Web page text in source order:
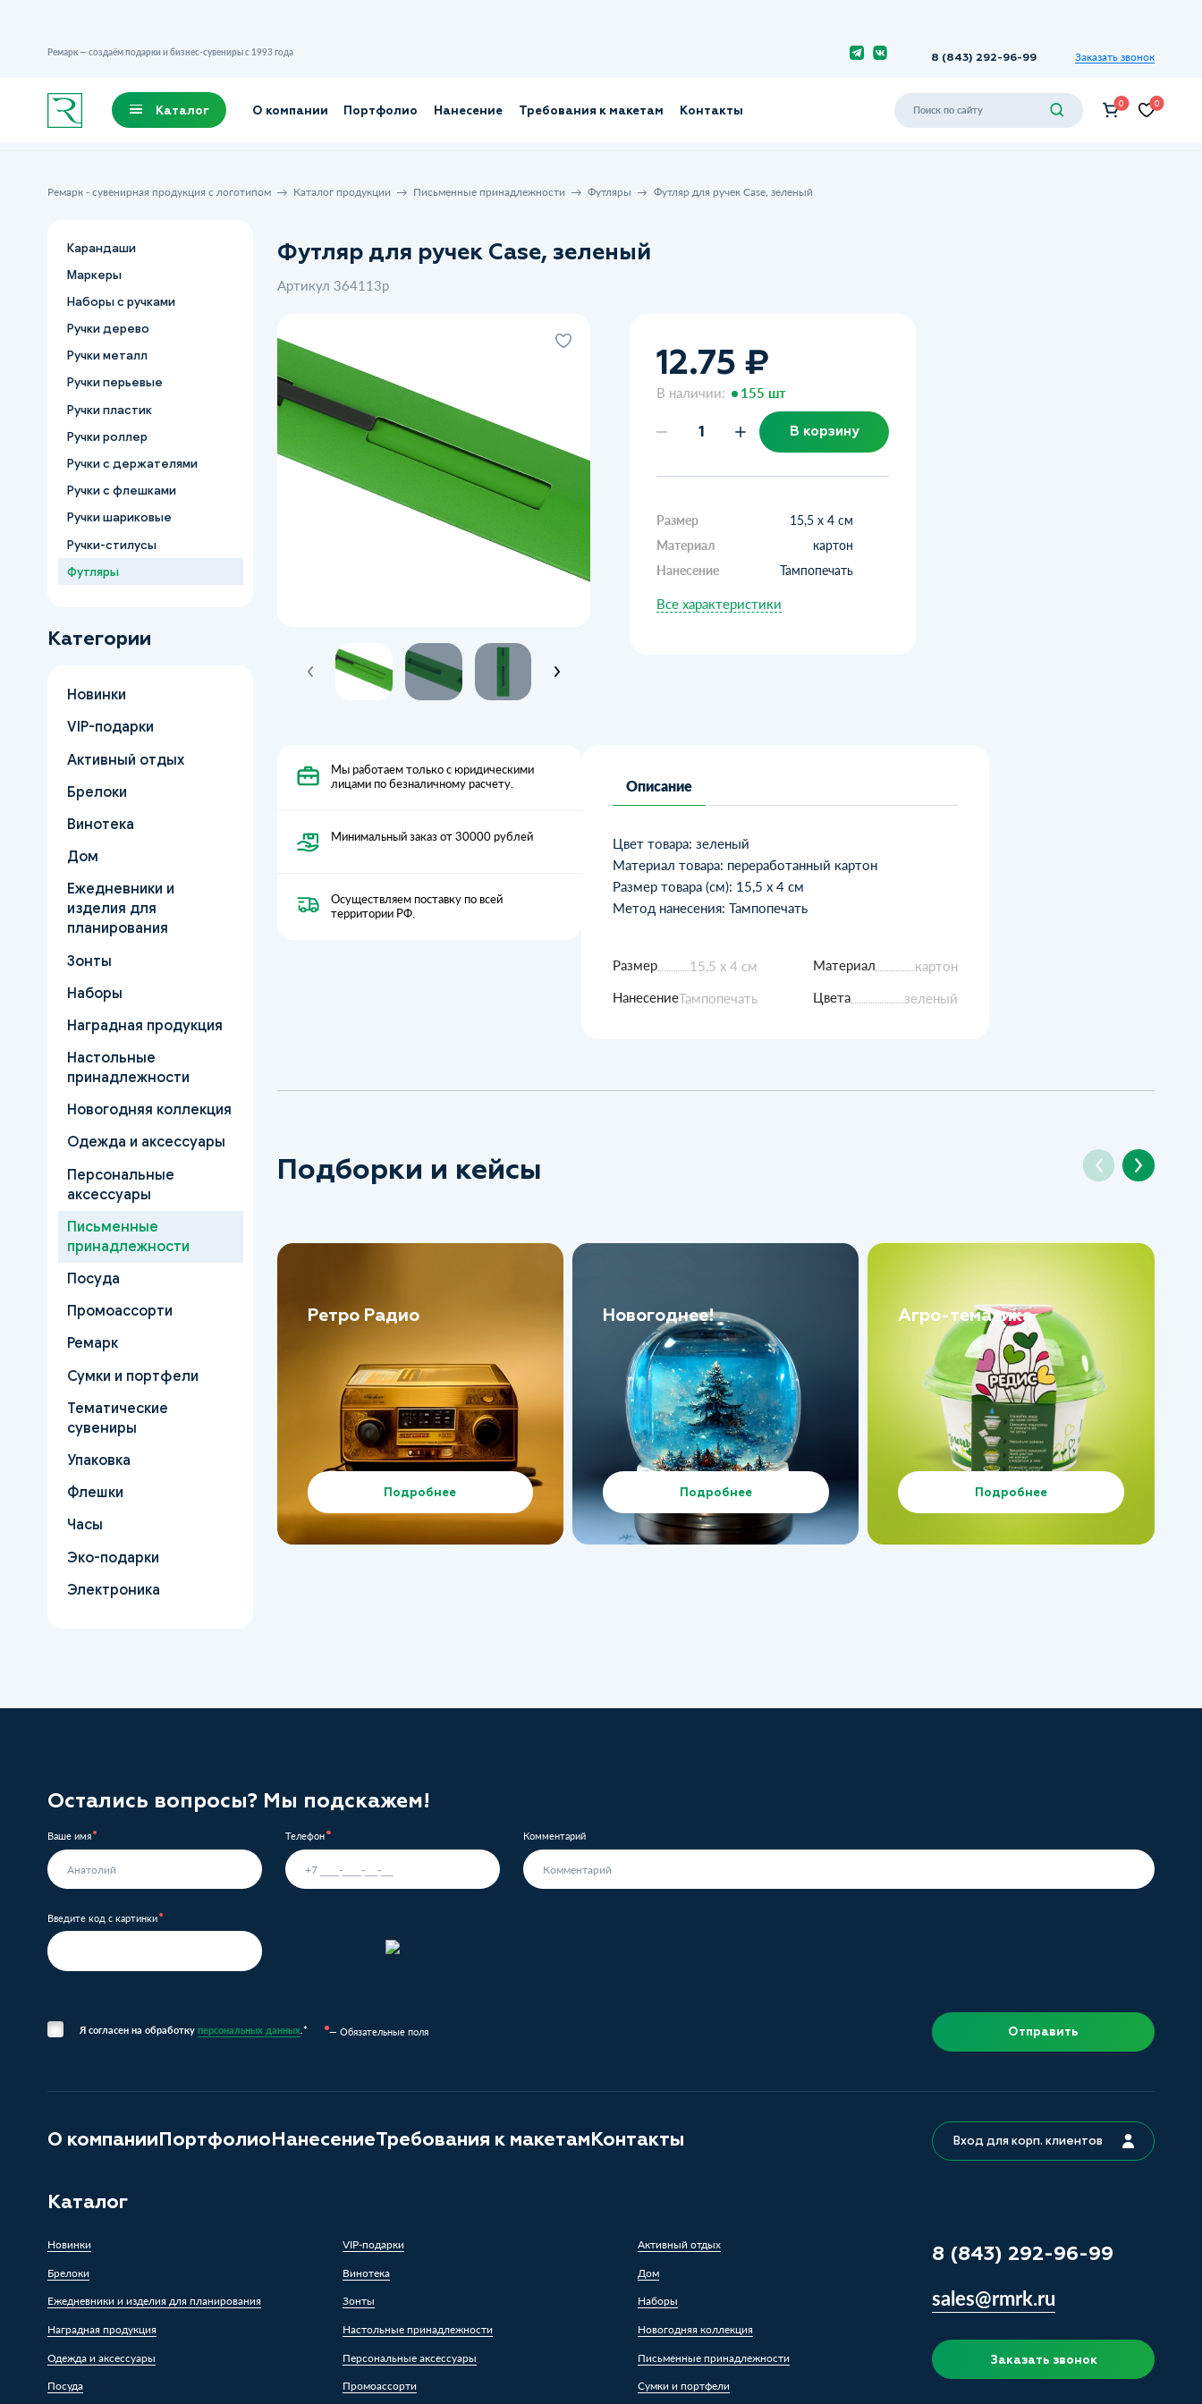
Ремарк — создаём подарки и бизнес-сувениры с 1993 года 8 (843) 292-96-99 Заказать звонок
Каталог О компании Портфолио Нанесение Требования к макетам Контакты 0 0
Ремарк - сувенирная продукция с логотипом Каталог продукции Письменные принадлежности Футляры Футляр для ручек Case, зеленый
Карандаши
Маркеры
Наборы с ручками
Ручки дерево
Ручки металл
Ручки перьевые
Ручки пластик
Ручки роллер
Ручки с держателями
Ручки с флешками
Ручки шариковые
Ручки-стилусы
Футляры
Категории
Новинки
VIP-подарки
Активный отдых
Брелоки
Винотека
Дом
Ежедневники и
изделия для
планирования
Зонты
Наборы
Наградная продукция
Настольные
принадлежности
Новогодняя коллекция
Одежда и аксессуары
Персональные
аксессуары
Письменные
принадлежности
Посуда
Промоассорти
Ремарк
Сумки и портфели
Тематические
сувениры
Упаковка
Флешки
Часы
Эко-подарки
Электроника
Футляр для ручек Case, зеленый
Артикул 364113p
12.75 ₽
В наличии: 155 шт
В корзину
Размер
15,5 х 4 см
Материал
картон
Нанесение
Тампопечать
Все характеристики
Мы работаем только с юридическими
лицами по безналичному расчету.
Минимальный заказ от 30000 рублей
Осуществляем поставку по всей
территории РФ.
Описание
Цвет товара: зеленый
Материал товара: переработанный картон
Размер товара (см): 15,5 х 4 см
Метод нанесения: Тампопечать
Размер 15,5 х 4 см Материал
картон
НанесениеТампопечать Цвета зеленый
Подборки и кейсы
Ретро Радио
Подробнее
Новогоднее!
Подробнее
Агро-тематика
Подробнее
Остались вопросы? Мы подскажем!
Ваше имя Телефон Комментарий
Введите код с картинки
Я согласен на обработку персональных данных.* — Обязательные поля Отправить
О компанииПортфолиоНанесениеТребования к макетамКонтакты
Каталог
Новинки VIP-подарки
Активный отдых
Брелоки
Винотека
Дом
Ежедневники и изделия для планирования
Зонты
Наборы
Наградная продукция
Настольные принадлежности
Новогодняя коллекция
Одежда и аксессуары
Персональные аксессуары
Письменные принадлежности
Посуда
Промоассорти Сумки и портфели
Вход для корп. клиентов
8 (843) 292-96-99
sales@rmrk.ru
Заказать звонок